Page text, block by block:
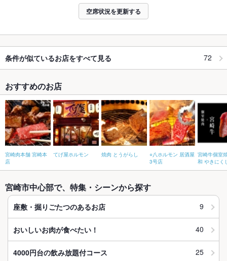
空席状況を更新する
条件が似ているお店をすべて見る 72
おすすめのお店
宮崎肉本舗 宮崎本
店
てげ屋ホルモン 焼肉 とうがらし
○八ホルモン 居酒屋
3号店
宮崎牛個室
和 やきにく
宮崎市中心部で、特集・シーンから探す
座敷・掘りごたつのあるお店 9
おいしいお肉が食べたい！ 40
4000円台の飲み放題付コース 25